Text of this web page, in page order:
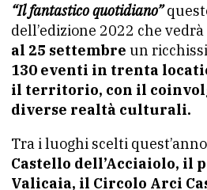
“Il fantastico quotidiano”
dell’edizione 2022 che vedrà
al 25 settembre un
130 eventi in trenta
il territorio, con il
diverse realtà culturali.
Tra i luoghi scelti
Castello dell’Acciaiolo, il
Valicaia, il Circolo Arci